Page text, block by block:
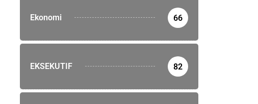
Ekonomi 66
EKSEKUTIF 82